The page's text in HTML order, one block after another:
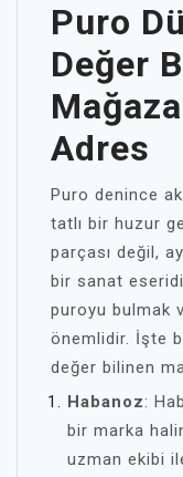
Puro
Değer
Adres
Puro denince
tatlı bir huzur
parçası değil,
bir sanat
puroyu bulmak
önemlidir. İşte
değer bilinen
Habanoz:
bir marka
uzman ekibi